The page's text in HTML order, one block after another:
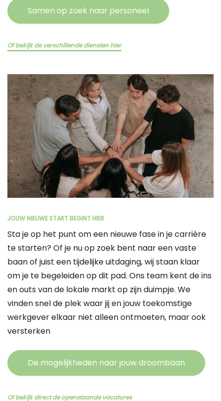
Samen op zoek naar personeel
Of bekijk de verschillende diensten hier
JOUW NIEUWE START BEGINT HIER
Sta je op het punt om een nieuwe fase in je carrière
te starten? Of je nu op zoek bent naar een vaste
baan of juist een tijdelijke uitdaging, wij staan klaar
om je te begeleiden op dit pad. Ons team kent de ins
en outs van de lokale markt op zijn duimpje. We
vinden snel de plek waar jij en jouw toekomstige
werkgever elkaar niet alleen ontmoeten, maar ook
versterken
De mogelijkheden naar jouw droombaan
Of bekijk direct de openstaande vacatures